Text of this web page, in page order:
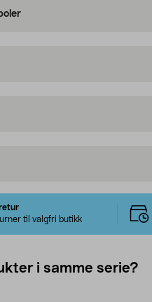
til valgfri butikk
i samme serie?